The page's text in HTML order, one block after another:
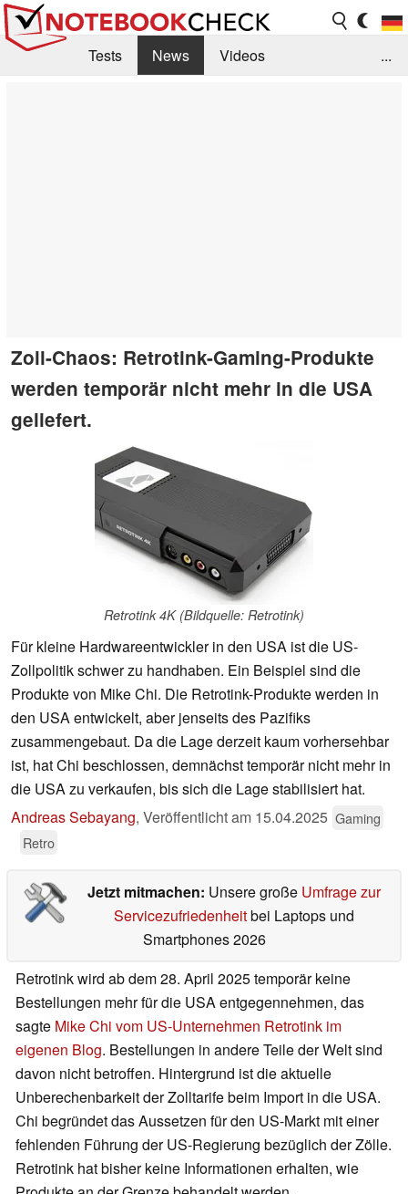
Tests News
Videos
...
Zoll-Chaos: Retrotink-Gaming-Produkte
werden temporär nicht mehr in die USA
geliefert.
Retrotink 4K (Bildquelle: Retrotink)
Für kleine Hardwareentwickler in den USA ist die US-
Zollpolitik schwer zu handhaben. Ein Beispiel sind die
Produkte von Mike Chi. Die Retrotink-Produkte werden in
den USA entwickelt, aber jenseits des Pazifiks
zusammengebaut. Da die Lage derzeit kaum vorhersehbar
ist, hat Chi beschlossen, demnächst temporär nicht mehr in
die USA zu verkaufen, bis sich die Lage stabilisiert hat.
Andreas Sebayang, Veröffentlicht am 15.04.2025 Gaming
Retro
Jetzt mitmachen: Unsere große Umfrage zur
Servicezufriedenheitbei Laptops und
Smartphones 2026
Retrotink wird ab dem 28. April 2025 temporär keine
Bestellungen mehr für die USA entgegennehmen, das
sagte Mike Chi vom US-Unternehmen Retrotink im
eigenen Blog. Bestellungen in andere Teile der Welt sind
davon nicht betroffen. Hintergrund ist die aktuelle
Unberechenbarkeit der Zolltarife beim Import in die USA.
Chi begründet das Aussetzen für den US-Markt mit einer
fehlenden Führung der US-Regierung bezüglich der Zölle.
Retrotink hat bisher keine Informationen erhalten, wie